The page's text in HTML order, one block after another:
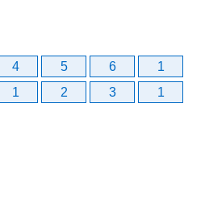
4 5 6
1
1 2 3 1